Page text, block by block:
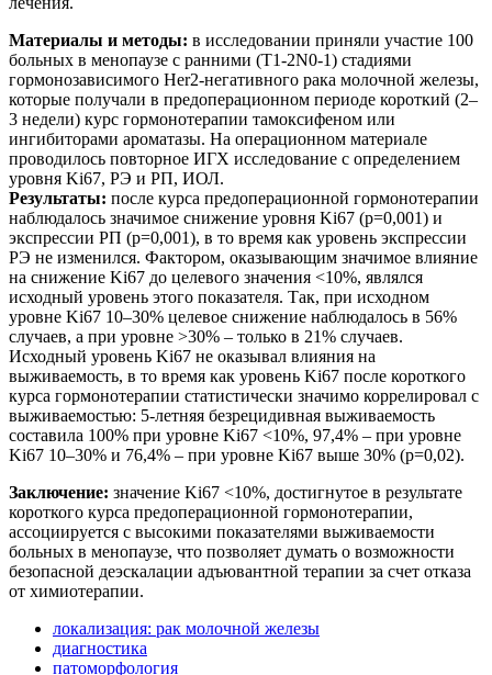
Материалы и методы: в исследовании приняли участие 100
больных в менопаузе с ранними (T1-2N0-1) стадиями
гормонозависимого Her2-негативного рака молочной железы,
которые получали в предоперационном периоде короткий (2–
3 недели) курс гормонотерапии тамоксифеном или
ингибиторами ароматазы. На операционном материале
проводилось повторное ИГХ исследование с определением
уровня Ki67, РЭ и РП, ИОЛ.
Результаты: после курса предоперационной гормонотерапии
наблюдалось значимое снижение уровня Ki67 (р=0,001) и
экспрессии РП (р=0,001), в то время как уровень экспрессии
РЭ не изменился. Фактором, оказывающим значимое влияние
на снижение Ki67 до целевого значения <10%, являлся
исходный уровень этого показателя. Так, при исходном
уровне Ki67 10–30% целевое снижение наблюдалось в 56%
случаев, а при уровне >30% – только в 21% случаев.
Исходный уровень Ki67 не оказывал влияния на
выживаемость, в то время как уровень Ki67 после короткого
курса гормонотерапии статистически значимо коррелировал с
выживаемостью: 5-летняя безрецидивная выживаемость
составила 100% при уровне Ki67 <10%, 97,4% – при уровне
Ki67 10–30% и 76,4% – при уровне Ki67 выше 30% (р=0,02).
Заключение: значение Ki67 <10%, достигнутое в результате
короткого курса предоперационной гормонотерапии,
ассоциируется с высокими показателями выживаемости
больных в менопаузе, что позволяет думать о возможности
безопасной деэскалации адъювантной терапии за счет отказа
от химиотерапии.
локализация: рак молочной железы
диагностика
патоморфология